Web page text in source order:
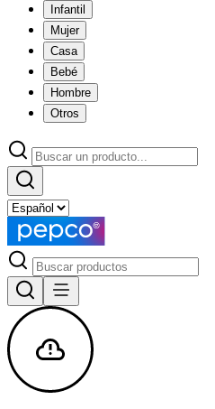
Infantil
Mujer
Casa
Bebé
Hombre
Otros